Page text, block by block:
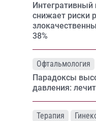
Интегративный
снижает риски
38%
Офтальмология
Парадоксы
давления:
Терапия